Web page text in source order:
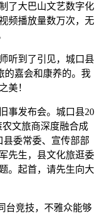
了大巴山文艺数字化
频播放量数万次，无
听到了引见，城口县
的嘉会和康养的。我
美！
发布会。城口县20
农文旅商深度融合成
委常委、宣传部部
先生，县文化旅逛委
。起首，请先生向大
竞技，不雅众能够